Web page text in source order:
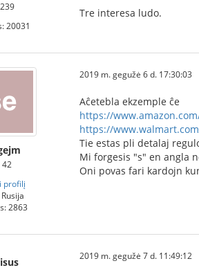
20031
Tre interesa ludo.
42
profilį
2863
2019 m. gegužė 6 d. 17:30:03
Aĉetebla ekzemple ĉe
https://
https://
Tie estas pli detalaj
Mi forgesis "s" en angla
Oni povas fari kardojn
2019 m. gegužė 7 d. 11:49:12